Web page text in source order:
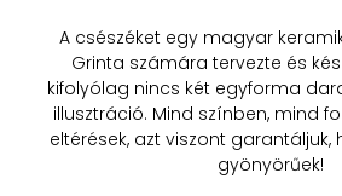
A csészéket egy magyar
Grinta számára tervezte és
kifolyólag nincs két egyforma
illusztráció. Mind színben, mind
eltérések, azt viszont
gyönyörűek!